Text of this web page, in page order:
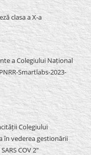
clasa a X-a
a Colegiului Național
Smartlabs-2023-
Colegiului
în vederea gestionării
COV 2″